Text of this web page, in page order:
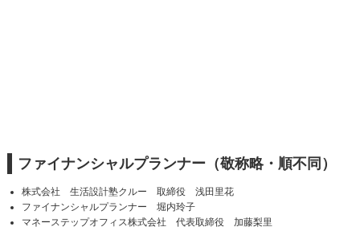
ファイナンシャルプランナー（敬称略・順不同）
株式会社 生活設計塾クルー 取締役 浅田里花
ファイナンシャルプランナー 堀内玲子
マネーステップオフィス株式会社 代表取締役 加藤梨里